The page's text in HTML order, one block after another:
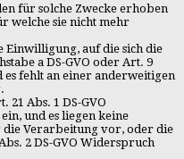
für solche Zwecke erhoben
welche sie nicht mehr
auf die sich die
a DS-GVO oder Art. 9
es fehlt an einer anderweitigen
21 Abs. 1 DS-GVO
und es liegen keine
Verarbeitung vor, oder die
2 DS-GVO Widerspruch